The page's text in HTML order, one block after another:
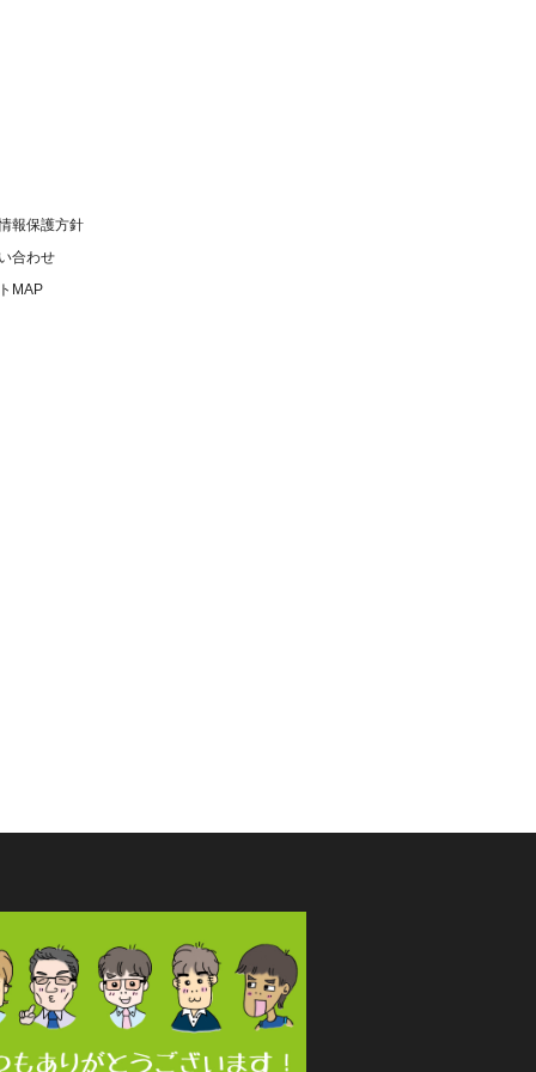
報保護方針
合わせ
MAP